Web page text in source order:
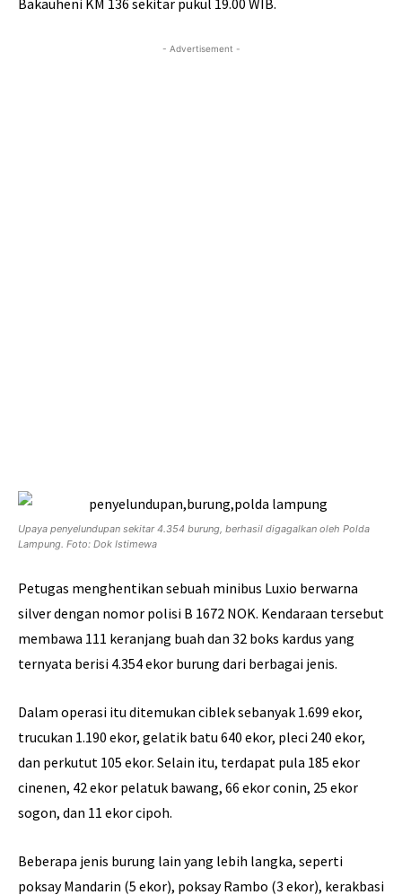
Bakauheni KM 136 sekitar pukul 19.00 WIB.
- Advertisement -
Upaya penyelundupan sekitar 4.354 burung, berhasil digagalkan oleh Polda
Lampung. Foto: Dok Istimewa
Petugas menghentikan sebuah minibus Luxio berwarna
silver dengan nomor polisi B 1672 NOK. Kendaraan tersebut
membawa 111 keranjang buah dan 32 boks kardus yang
ternyata berisi 4.354 ekor burung dari berbagai jenis.
Dalam operasi itu ditemukan ciblek sebanyak 1.699 ekor,
trucukan 1.190 ekor, gelatik batu 640 ekor, pleci 240 ekor,
dan perkutut 105 ekor. Selain itu, terdapat pula 185 ekor
cinenen, 42 ekor pelatuk bawang, 66 ekor conin, 25 ekor
sogon, dan 11 ekor cipoh.
Beberapa jenis burung lain yang lebih langka, seperti
poksay Mandarin (5 ekor), poksay Rambo (3 ekor), kerakbasi